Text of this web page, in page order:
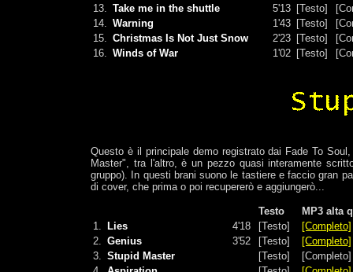
13. Take me in the shuttle 5'13 [Testo]
14. Warning 1'43 [Testo]
15. Christmas Is Not Just Snow 2'23 [Testo]
16. Winds of War 1'02 [Testo]
Questo è il principale demo registrato dai Fade To
Master", tra l'altro, è un pezzo quasi interamente
gruppo). In questi brani suono le tastiere e faccio gran
di cover, che prima o poi recupererò e aggiungerò...
Testo
MP3 alta
1.
Lies 4'18 [Testo]
[Completo]
2. Genius 3'52 [Testo]
[Completo]
3. Stupid Master [Testo]
[Completo]